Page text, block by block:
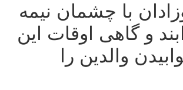
با چشمان نیمه
و گاهی اوقات این
والدین را